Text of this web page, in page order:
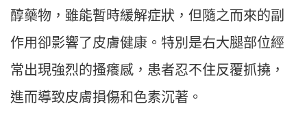
醇藥物，雖能暫時緩解症狀，但隨之而來的副
作用卻影響了皮膚健康。特別是右大腿部位經
常出現強烈的搔癢感，患者忍不住反覆抓撓，
進而導致皮膚損傷和色素沉著。